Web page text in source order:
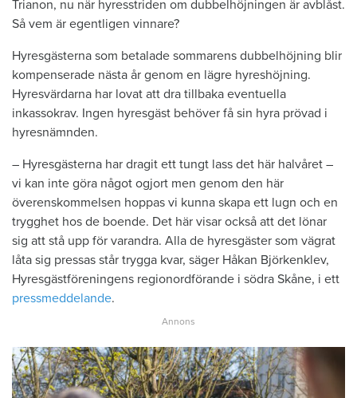
Trianon, nu när hyresstriden om dubbelhöjningen är avblåst.
Så vem är egentligen vinnare?
Hyresgästerna som betalade sommarens dubbelhöjning blir
kompenserade nästa år genom en lägre hyreshöjning.
Hyresvärdarna har lovat att dra tillbaka eventuella
inkassokrav. Ingen hyresgäst behöver få sin hyra prövad i
hyresnämnden.
– Hyresgästerna har dragit ett tungt lass det här halvåret –
vi kan inte göra något ogjort men genom den här
överenskommelsen hoppas vi kunna skapa ett lugn och en
trygghet hos de boende. Det här visar också att det lönar
sig att stå upp för varandra. Alla de hyresgäster som vägrat
låta sig pressas står trygga kvar, säger Håkan Björkenklev,
Hyresgästföreningens regionordförande i södra Skåne, i ett
pressmeddelande.